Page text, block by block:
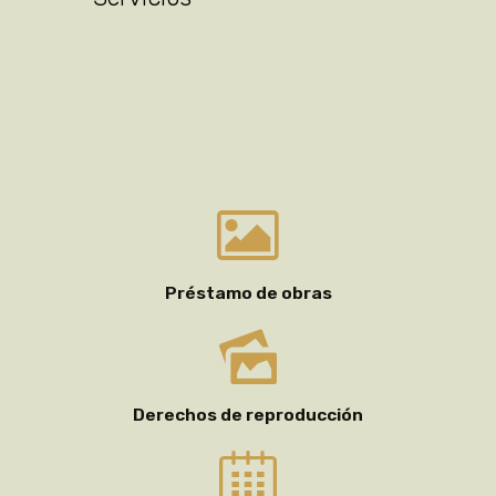
Préstamo de obras
Derechos de reproducción